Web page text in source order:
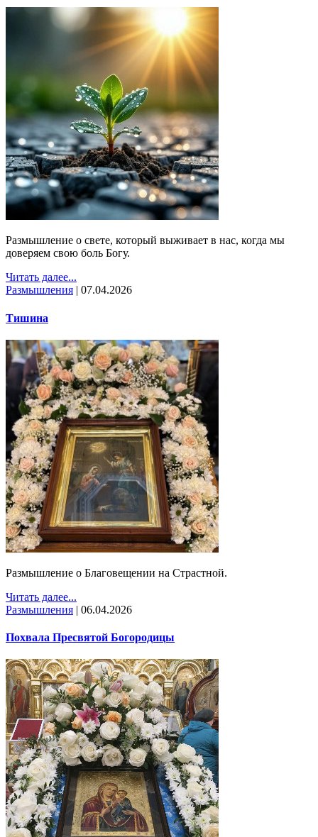
Размышление о свете, который выживает в нас, когда мы
доверяем свою боль Богу.
Читать далее...
Размышления | 07.04.2026
Тишина
Размышление о Благовещении на Страстной.
Читать далее...
Размышления | 06.04.2026
Похвала Пресвятой Богородицы